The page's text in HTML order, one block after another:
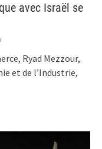
avec Israël se
Ryad Mezzour,
et de l’Industrie,